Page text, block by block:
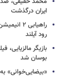
ایران درگذشت
راهیابی
رود آیلند
بازیگر مالزیایی،
بوسان شد
«بیضایی‌خوانی»